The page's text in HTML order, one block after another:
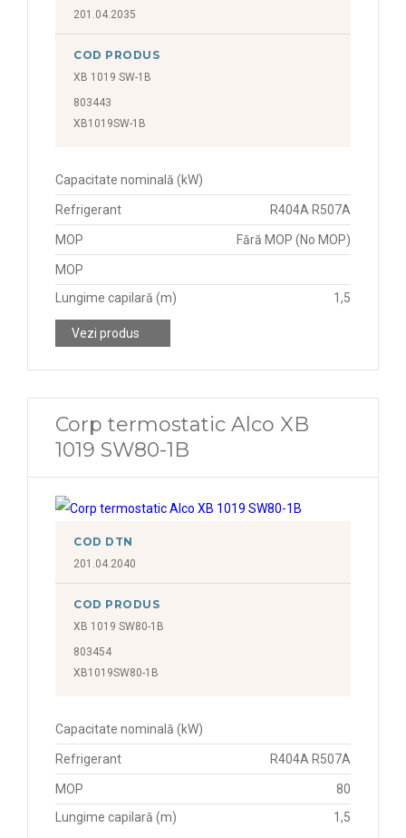
201.04.2035
COD PRODUS
XB 1019 SW-1B
803443
XB1019SW-1B
Capacitate nominală (kW)
Refrigerant R404A R507A
MOP Fără MOP (No MOP)
MOP
Lungime capilară (m)
1,5
Vezi produs
Corp termostatic Alco XB
1019 SW80-1B
COD DTN
201.04.2040
COD PRODUS
XB 1019 SW80-1B
803454
XB1019SW80-1B
Capacitate nominală (kW)
Refrigerant R404A R507A
MOP
80
Lungime capilară (m)
1,5